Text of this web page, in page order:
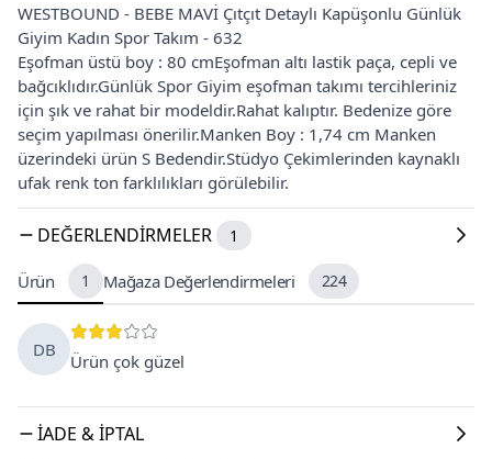
WESTBOUND - BEBE MAVİ Çıtçıt Detaylı Kapüşonlu Günlük
Giyim Kadın Spor Takım - 632
Eşofman üstü boy : 80 cmEşofman altı lastik paça, cepli ve
bağcıklıdır.Günlük Spor Giyim eşofman takımı tercihleriniz
için şık ve rahat bir modeldir.Rahat kalıptır. Bedenize göre
seçim yapılması önerilir.Manken Boy : 1,74 cm Manken
üzerindeki ürün S Bedendir.Stüdyo Çekimlerinden kaynaklı
ufak renk ton farklılıkları görülebilir.
DEĞERLENDIRMELER 1
Ürün 1 Mağaza Değerlendirmeleri 224
DB
Ürün çok güzel
İADE & İPTAL